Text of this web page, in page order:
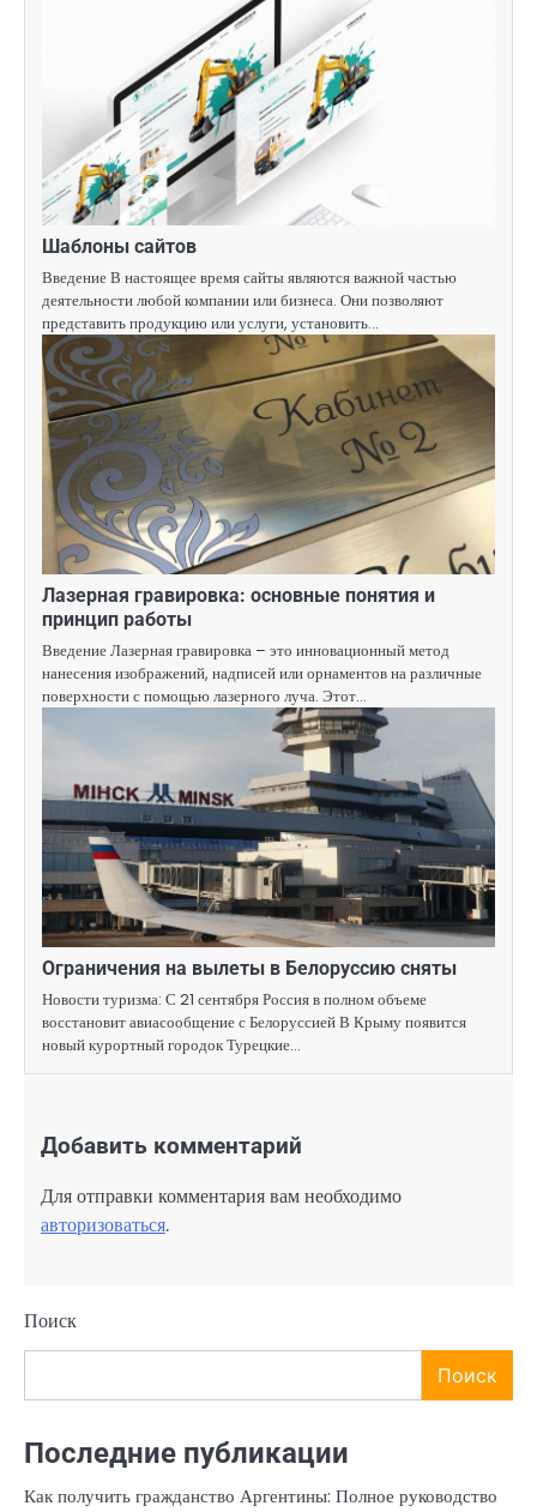
Шаблоны сайтов
Введение В настоящее время сайты являются важной частью
деятельности любой компании или бизнеса. Они позволяют
представить продукцию или услуги, установить…
Лазерная гравировка: основные понятия и
принцип работы
Введение Лазерная гравировка – это инновационный метод
нанесения изображений, надписей или орнаментов на различные
поверхности с помощью лазерного луча. Этот…
Ограничения на вылеты в Белоруссию сняты
Новости туризма: С 21 сентября Россия в полном объеме
восстановит авиасообщение с Белоруссией В Крыму появится
новый курортный городок Турецкие…
Добавить комментарий
Для отправки комментария вам необходимо
авторизоваться.
Поиск
Поиск
Последние публикации
Как получить гражданство Аргентины: Полное руководство